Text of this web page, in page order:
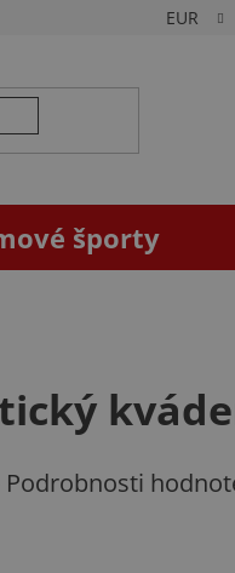
EUR
športy
Podrobnosti